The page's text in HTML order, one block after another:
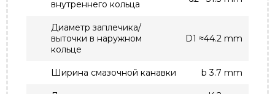
внутреннего кольца
Диаметр заплечика/
выточки в наружном
кольце
D1 ≈44.2 mm
Ширина смазочной канавки b 3.7 mm